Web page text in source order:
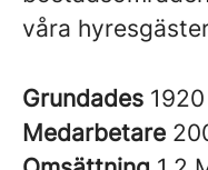
våra
Grundades 1920
Medarbetare